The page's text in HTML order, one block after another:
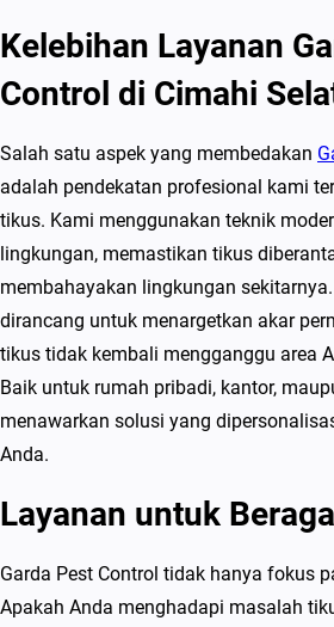
k
d
i
i
m
h
i
S
n
U
Kelebihan Layanan
Control di Cimahi
Salah satu aspek yang membedakan
adalah pendekatan profesional kami
tikus. Kami menggunakan teknik
lingkungan, memastikan tikus
membahayakan lingkungan
dirancang untuk menargetkan akar
tikus tidak kembali mengganggu area
Baik untuk rumah pribadi, kantor,
menawarkan solusi yang
Anda.
Layanan untuk
Garda Pest Control tidak hanya fokus
Apakah Anda menghadapi masalah